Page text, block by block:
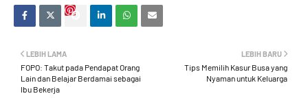
LEBIH BARU
Tips Memilih Kasur Busa yang
Nyaman untuk Keluarga
LEBIH LAMA
FOPO: Takut pada Pendapat Orang
Lain dan Belajar Berdamai sebagai
Ibu Bekerja